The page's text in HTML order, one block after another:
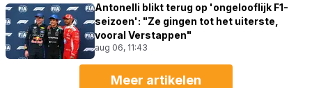
Antonelli blikt terug op 'ongelooflijk F1-
seizoen': "Ze gingen tot het uiterste,
vooral Verstappen"
aug 06, 11:43
Meer artikelen